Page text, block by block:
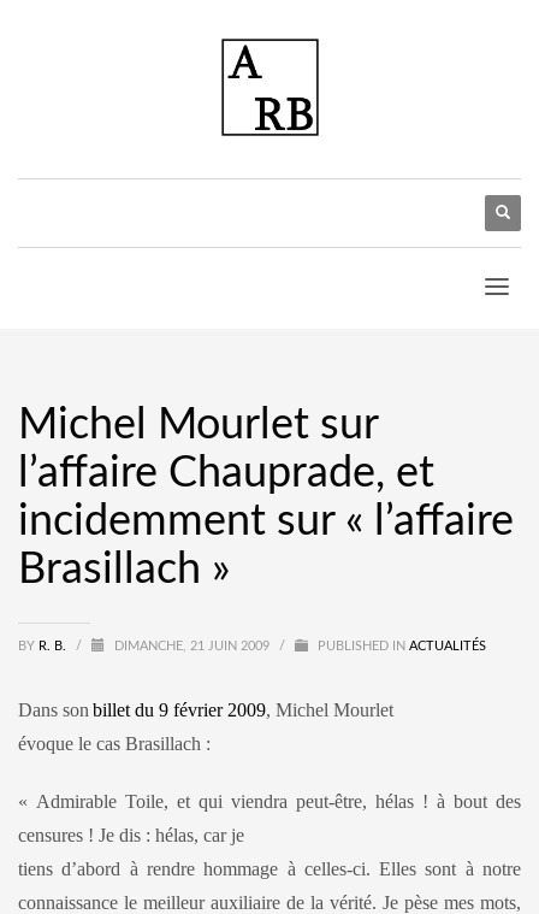
Michel Mourlet sur
l’affaire Chauprade, et
incidemment sur « l’affaire
Brasillach »
BY R. B. / DIMANCHE, 21 JUIN 2009 / PUBLISHED IN ACTUALITÉS
Dans son billet du 9 février 2009, Michel Mourlet
évoque le cas Brasillach :
« Admirable Toile, et qui viendra peut-être, hélas ! à bout des
censures ! Je dis : hélas, car je
tiens d’abord à rendre hommage à celles-ci. Elles sont à notre
connaissance le meilleur auxiliaire de la vérité. Je pèse mes mots,